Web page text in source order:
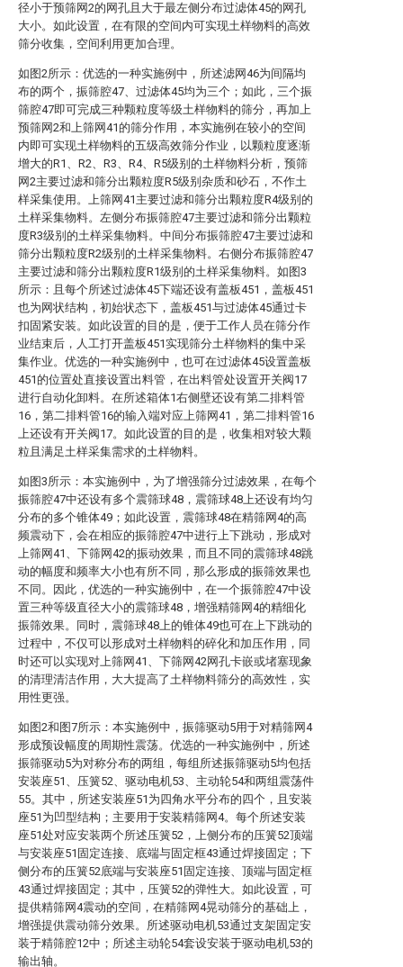
径小于预筛网2的网孔且大于最左侧分布过滤体45的网孔
大小。如此设置，在有限的空间内可实现土样物料的高效
筛分收集，空间利用更加合理。
如图2所示：优选的一种实施例中，所述滤网46为间隔均
布的两个，振筛腔47、过滤体45均为三个；如此，三个振
筛腔47即可完成三种颗粒度等级土样物料的筛分，再加上
预筛网2和上筛网41的筛分作用，本实施例在较小的空间
内即可实现土样物料的五级高效筛分作业，以颗粒度逐渐
增大的R1、R2、R3、R4、R5级别的土样物料分析，预筛
网2主要过滤和筛分出颗粒度R5级别杂质和砂石，不作土
样采集使用。上筛网41主要过滤和筛分出颗粒度R4级别的
土样采集物料。左侧分布振筛腔47主要过滤和筛分出颗粒
度R3级别的土样采集物料。中间分布振筛腔47主要过滤和
筛分出颗粒度R2级别的土样采集物料。右侧分布振筛腔47
主要过滤和筛分出颗粒度R1级别的土样采集物料。如图3
所示：且每个所述过滤体45下端还设有盖板451，盖板451
也为网状结构，初始状态下，盖板451与过滤体45通过卡
扣固紧安装。如此设置的目的是，便于工作人员在筛分作
业结束后，人工打开盖板451实现筛分土样物料的集中采
集作业。优选的一种实施例中，也可在过滤体45设置盖板
451的位置处直接设置出料管，在出料管处设置开关阀17
进行自动化卸料。在所述箱体1右侧壁还设有第二排料管
16，第二排料管16的输入端对应上筛网41，第二排料管16
上还设有开关阀17。如此设置的目的是，收集相对较大颗
粒且满足土样采集需求的土样物料。
如图3所示：本实施例中，为了增强筛分过滤效果，在每个
振筛腔47中还设有多个震筛球48，震筛球48上还设有均匀
分布的多个锥体49；如此设置，震筛球48在精筛网4的高
频震动下，会在相应的振筛腔47中进行上下跳动，形成对
上筛网41、下筛网42的振动效果，而且不同的震筛球48跳
动的幅度和频率大小也有所不同，那么形成的振筛效果也
不同。因此，优选的一种实施例中，在一个振筛腔47中设
置三种等级直径大小的震筛球48，增强精筛网4的精细化
振筛效果。同时，震筛球48上的锥体49也可在上下跳动的
过程中，不仅可以形成对土样物料的碎化和加压作用，同
时还可以实现对上筛网41、下筛网42网孔卡嵌或堵塞现象
的清理清洁作用，大大提高了土样物料筛分的高效性，实
用性更强。
如图2和图7所示：本实施例中，振筛驱动5用于对精筛网4
形成预设幅度的周期性震荡。优选的一种实施例中，所述
振筛驱动5为对称分布的两组，每组所述振筛驱动5均包括
安装座51、压簧52、驱动电机53、主动轮54和两组震荡件
55。其中，所述安装座51为四角水平分布的四个，且安装
座51为凹型结构；主要用于安装精筛网4。每个所述安装
座51处对应安装两个所述压簧52，上侧分布的压簧52顶端
与安装座51固定连接、底端与固定框43通过焊接固定；下
侧分布的压簧52底端与安装座51固定连接、顶端与固定框
43通过焊接固定；其中，压簧52的弹性大。如此设置，可
提供精筛网4震动的空间，在精筛网4晃动筛分的基础上，
增强提供震动筛分效果。所述驱动电机53通过支架固定安
装于精筛腔12中；所述主动轮54套设安装于驱动电机53的
输出轴。